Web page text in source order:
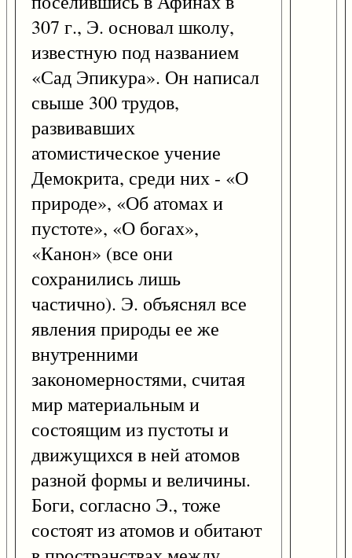
307 г., Э. основал школу,
известную под названием
«Сад Эпикура». Он написал
свыше 300 трудов,
развивавших
атомистическое учение
Демокрита, среди них - «О
природе», «Об атомах и
пустоте», «О богах»,
«Канон» (все они
сохранились лишь
частично). Э. объяснял все
явления природы ее же
внутренними
закономерностями, считая
мир материальным и
состоящим из пустоты и
движущихся в ней атомов
разной формы и величины.
Боги, согласно Э., тоже
состоят из атомов и обитают